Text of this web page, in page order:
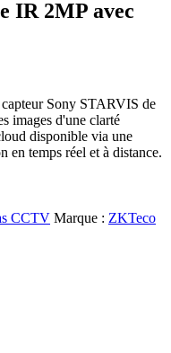
IR 2MP avec
Sony STARVIS de
images d'une clarté
disponible via une
en temps réel et à distance.
CCTV Marque : ZKTeco